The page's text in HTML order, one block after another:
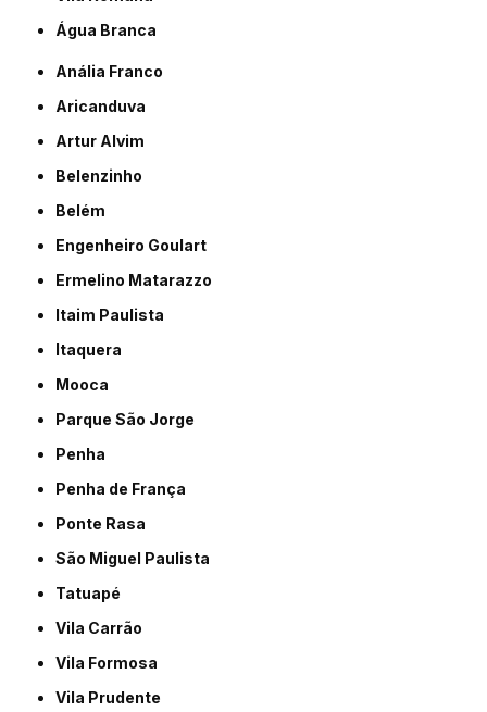
Água Branca
Anália Franco
Aricanduva
Artur Alvim
Belenzinho
Belém
Engenheiro Goulart
Ermelino Matarazzo
Itaim Paulista
Itaquera
Mooca
Parque São Jorge
Penha
Penha de França
Ponte Rasa
São Miguel Paulista
Tatuapé
Vila Carrão
Vila Formosa
Vila Prudente